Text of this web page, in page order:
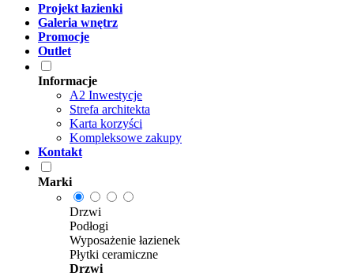
Projekt łazienki
Galeria wnętrz
Promocje
Outlet
Informacje
A2 Inwestycje
Strefa architekta
Karta korzyści
Kompleksowe zakupy
Kontakt
Marki
Drzwi
Podłogi
Wyposażenie łazienek
Płytki ceramiczne
Drzwi